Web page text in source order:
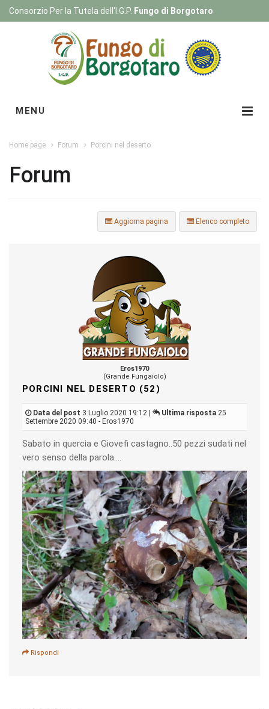
Consorzio Per la Tutela dell'I.G.P. Fungo di Borgotaro
MENU
Home page Forum Porcini nel deserto
Forum
Elenco completo
Aggiorna pagina
Eros1970
(Grande Fungaiolo)
PORCINI NEL DESERTO (52)
Data del post 3 Luglio 2020 19:12 | Ultima risposta 25
Settembre 2020 09:40 - Eros1970
Sabato in quercia e Giovefi castagno..50 pezzi sudati nel
vero senso della parola....
Rispondi